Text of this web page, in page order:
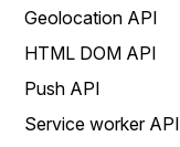
Geolocation API
HTML DOM API
Push API
Service worker API